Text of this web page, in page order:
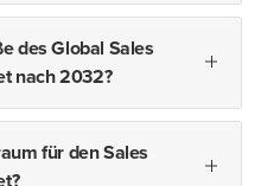
des Global Sales
nach 2032?
für den Sales